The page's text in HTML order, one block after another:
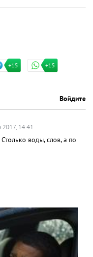
+15 +15
Войдите
2017, 14:41
воды, слов, а по